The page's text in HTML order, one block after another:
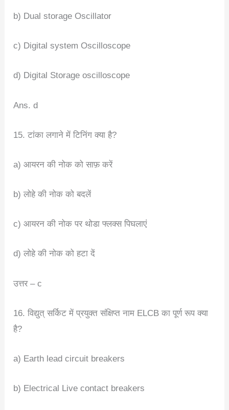
b) Dual storage Oscillator
c) Digital system Oscilloscope
d) Digital Storage oscilloscope
Ans. d
15. टांका लगाने में टिनिंग क्या है?
a) आयरन की नोक को साफ़ करें
b) लोहे की नोक को बदलें
c) आयरन की नोक पर थोडा फ्लक्स पिघलाएं
d) लोहे की नोक को हटा दें
उत्तर – c
16. विद्युत् सर्किट में प्रयुक्त संक्षिप्त नाम ELCB का पूर्ण रूप क्या
है?
a) Earth lead circuit breakers
b) Electrical Live contact breakers